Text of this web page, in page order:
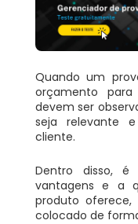
Quando um
orçamento
devem ser
seja relevante
cliente.
Dentro disso,
vantagens e a
produto
colocado de